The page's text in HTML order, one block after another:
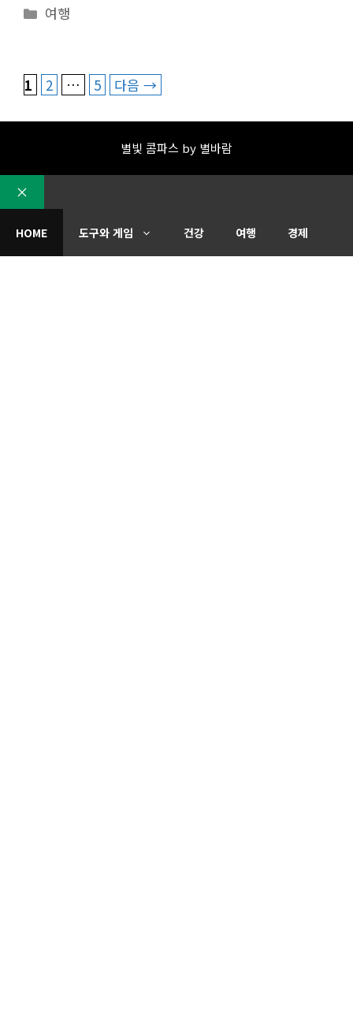
카
리
여행
페
1
페
2 …
페
5 다음 →
별빛 콤파스 by 별바람
CLOSE
HOME
도구와 게임 건강 여행 경제